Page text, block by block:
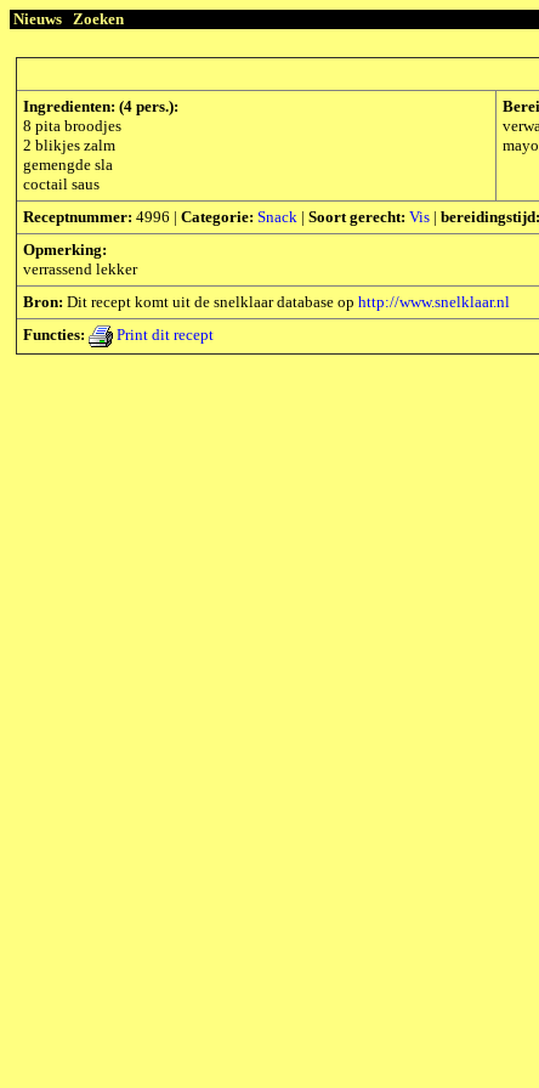
Nieuws Zoeken
Ingredienten: (4 pers.):
8 pita broodjes
2 blikjes zalm
gemengde sla
coctail saus
Receptnummer: 4996 | Categorie: Snack | Soort gerecht: Vis | bereidingstijd:
Opmerking:
verrassend lekker
Bron: Dit recept komt uit de snelklaar database op http://www.snelklaar.nl
Functies:
Print dit recept